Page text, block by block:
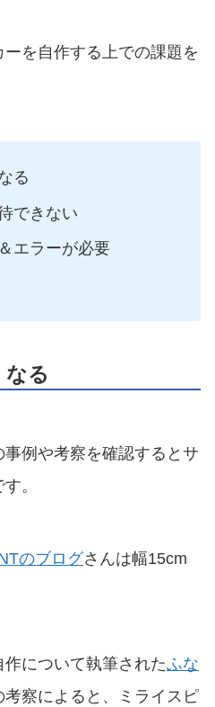
を自作する上での課題を
る
できない
エラーが必要
る
例や考察を確認するとサ
。
のブログさんは幅15cm
について執筆されたふな
考察によると、ミライスピ